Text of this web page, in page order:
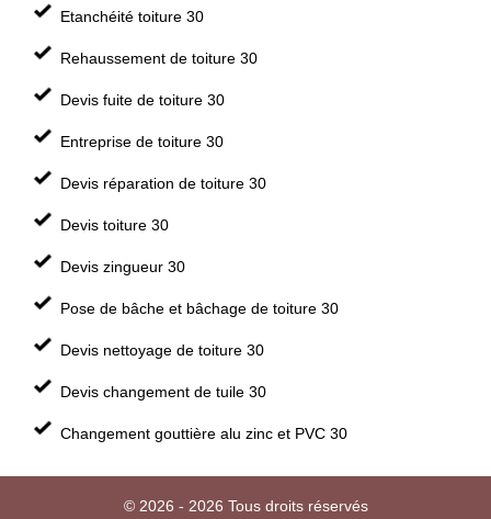
Etanchéité toiture 30
Rehaussement de toiture 30
Devis fuite de toiture 30
Entreprise de toiture 30
Devis réparation de toiture 30
Devis toiture 30
Devis zingueur 30
Pose de bâche et bâchage de toiture 30
Devis nettoyage de toiture 30
Devis changement de tuile 30
Changement gouttière alu zinc et PVC 30
© 2026 - 2026 Tous droits réservés